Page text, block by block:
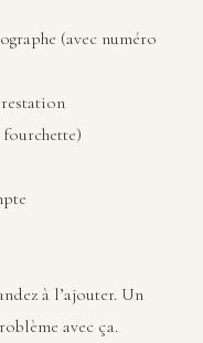
(avec numéro
à l’ajouter. Un
avec ça.